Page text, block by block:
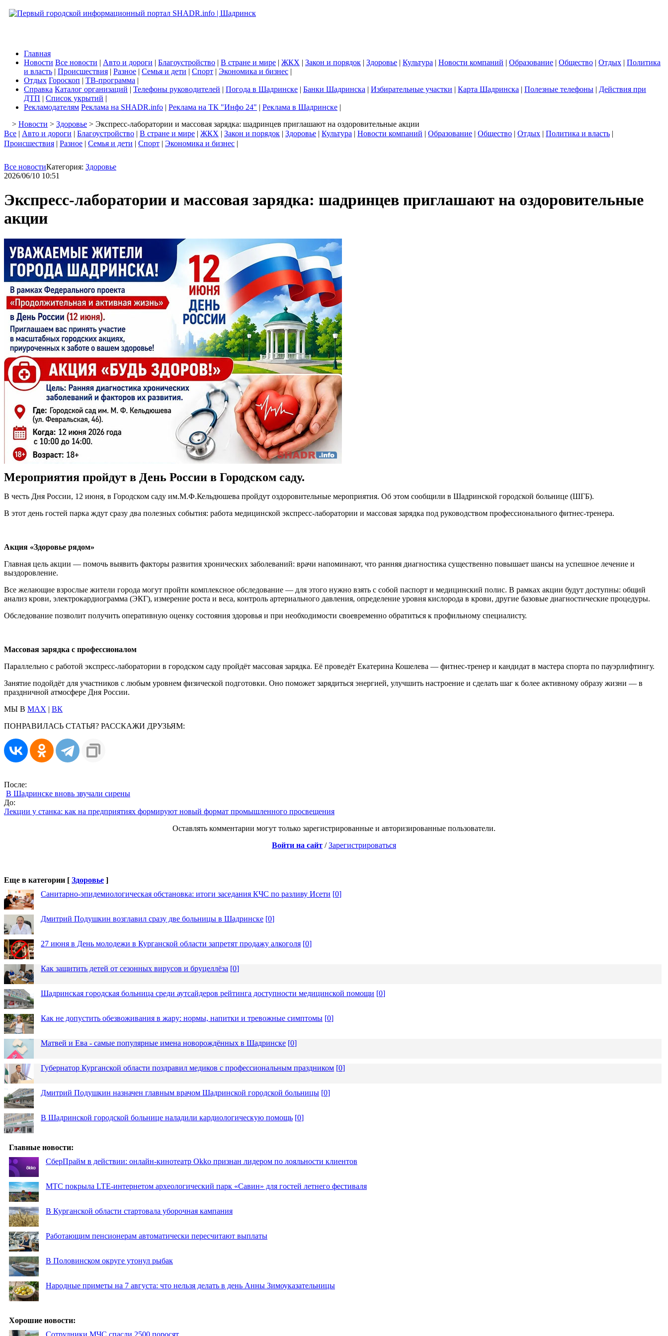
Главная
Новости Все новости | Авто и дороги | Благоустройство | В стране и мире | ЖКХ | Закон и порядок | Здоровье | Культура | Новости компаний | Образование | Общество | Отдых | Политика
и власть | Происшествия | Разное | Семья и дети | Спорт | Экономика и бизнес |
Отдых Гороскоп | ТВ-программа |
Справка Каталог организаций | Телефоны руководителей | Погода в Шадринске | Банки Шадринска | Избирательные участки | Карта Шадринска | Полезные телефоны | Действия при
ДТП | Список укрытий |
Рекламодателям Реклама на SHADR.info | Реклама на ТК "Инфо 24" | Реклама в Шадринске |
> Новости > Здоровье > Экспресс-лаборатории и массовая зарядка: шадринцев приглашают на оздоровительные акции
Все | Авто и дороги | Благоустройство | В стране и мире | ЖКХ | Закон и порядок | Здоровье | Культура | Новости компаний | Образование | Общество | Отдых | Политика и власть |
Происшествия | Разное | Семья и дети | Спорт | Экономика и бизнес |
Все новостиКатегория: Здоровье
2026/06/10 10:51
Экспресс-лаборатории и массовая зарядка: шадринцев приглашают на оздоровительные
акции
Мероприятия пройдут в День России в Городском саду.
В честь Дня России, 12 июня, в Городском саду им.М.Ф.Кельдюшева пройдут оздоровительные мероприятия. Об этом сообщили в Шадринской городской больнице (ШГБ).
В этот день гостей парка ждут сразу два полезных события: работа медицинской экспресс‑лаборатории и массовая зарядка под руководством профессионального фитнес‑тренера.
Акция «Здоровье рядом»
Главная цель акции — помочь выявить факторы развития хронических заболеваний: врачи напоминают, что ранняя диагностика существенно повышает шансы на успешное лечение и
выздоровление.
Все желающие взрослые жители города могут пройти комплексное обследование — для этого нужно взять с собой паспорт и медицинский полис. В рамках акции будут доступны: общий
анализ крови, электрокардиограмма (ЭКГ), измерение роста и веса, контроль артериального давления, определение уровня кислорода в крови, другие базовые диагностические процедуры.
Обследование позволит получить оперативную оценку состояния здоровья и при необходимости своевременно обратиться к профильному специалисту.
Массовая зарядка с профессионалом
Параллельно с работой экспресс‑лаборатории в городском саду пройдёт массовая зарядка. Её проведёт Екатерина Кошелева — фитнес‑тренер и кандидат в мастера спорта по пауэрлифтингу.
Занятие подойдёт для участников с любым уровнем физической подготовки. Оно поможет зарядиться энергией, улучшить настроение и сделать шаг к более активному образу жизни — в
праздничной атмосфере Дня России.
МЫ В MAX | ВК
ПОНРАВИЛАСЬ СТАТЬЯ? РАССКАЖИ ДРУЗЬЯМ:
После:
В Шадринске вновь звучали сирены
До:
Лекции у станка: как на предприятиях формируют новый формат промышленного просвещения
Оставлять комментарии могут только зарегистрированные и авторизированные пользователи.
Войти на сайт /Зарегистрироваться
Еще в категории [ Здоровье ]
Санитарно-эпидемиологическая обстановка: итоги заседания КЧС по разливу Исети [0]
Дмитрий Подушкин возглавил сразу две больницы в Шадринске [0]
27 июня в День молодежи в Курганской области запретят продажу алкоголя [0]
Как защитить детей от сезонных вирусов и бруцеллёза [0]
Шадринская городская больница среди аутсайдеров рейтинга доступности медицинской помощи [0]
Как не допустить обезвоживания в жару: нормы, напитки и тревожные симптомы [0]
Матвей и Ева - самые популярные имена новорождённых в Шадринске [0]
Губернатор Курганской области поздравил медиков с профессиональным праздником [0]
Дмитрий Подушкин назначен главным врачом Шадринской городской больницы [0]
В Шадринской городской больнице наладили кардиологическую помощь [0]
Главные новости:
СберПрайм в действии: онлайн-кинотеатр Okko признан лидером по лояльности клиентов
МТС покрыла LTE-интернетом археологический парк «Савин» для гостей летнего фестиваля
В Курганской области стартовала уборочная кампания
Работающим пенсионерам автоматически пересчитают выплаты
В Половинском округе утонул рыбак
Народные приметы на 7 августа: что нельзя делать в день Анны Зимоуказательницы
Хорошие новости:
Сотрудники МЧС спасли 2500 поросят